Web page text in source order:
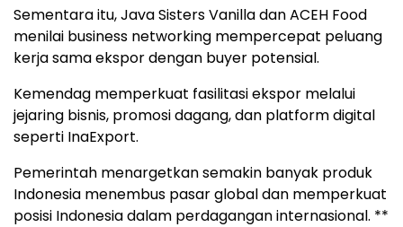
Sementara itu, Java Sisters Vanilla dan ACEH Food
menilai business networking mempercepat peluang
kerja sama ekspor dengan buyer potensial.
Kemendag memperkuat fasilitasi ekspor melalui
jejaring bisnis, promosi dagang, dan platform digital
seperti InaExport.
Pemerintah menargetkan semakin banyak produk
Indonesia menembus pasar global dan memperkuat
posisi Indonesia dalam perdagangan internasional. **